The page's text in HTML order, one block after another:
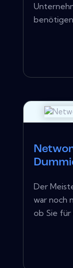
Der
war noch
ob Sie für